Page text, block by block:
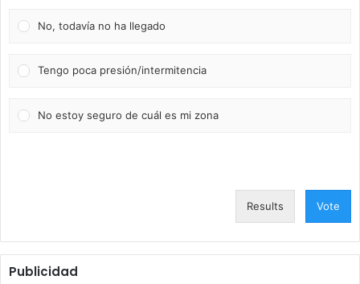
No, todavía no ha llegado
Tengo poca presión/intermitencia
No estoy seguro de cuál es mi zona
Results Vote
Publicidad